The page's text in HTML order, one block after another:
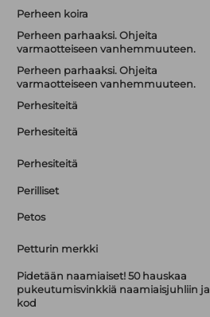
Perheen koira
Perheen parhaaksi. Ohjeita
varmaotteiseen vanhemmuuteen.
Perheen parhaaksi. Ohjeita
varmaotteiseen vanhemmuuteen.
Perhesiteitä
Perhesiteitä
Perhesiteitä
Perilliset
Petos
Petturin merkki
Pidetään naamiaiset! 50 hauskaa
pukeutumisvinkkiä naamiaisjuhliin ja
kod